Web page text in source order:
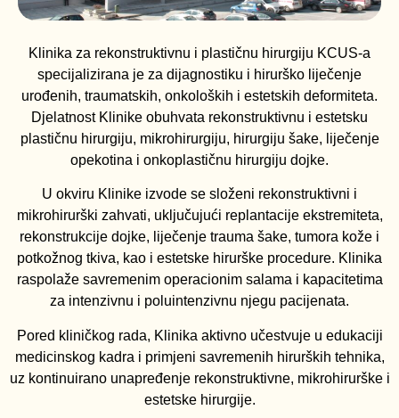
Klinika za rekonstruktivnu i plastičnu hirurgiju KCUS-a
specijalizirana je za dijagnostiku i hirurško liječenje
urođenih, traumatskih, onkoloških i estetskih deformiteta.
Djelatnost Klinike obuhvata rekonstruktivnu i estetsku
plastičnu hirurgiju, mikrohirurgiju, hirurgiju šake, liječenje
opekotina i onkoplastičnu hirurgiju dojke.
U okviru Klinike izvode se složeni rekonstruktivni i
mikrohirurški zahvati, uključujući replantacije ekstremiteta,
rekonstrukcije dojke, liječenje trauma šake, tumora kože i
potkožnog tkiva, kao i estetske hirurške procedure. Klinika
raspolaže savremenim operacionim salama i kapacitetima
za intenzivnu i poluintenzivnu njegu pacijenata.
Pored kliničkog rada, Klinika aktivno učestvuje u edukaciji
medicinskog kadra i primjeni savremenih hirurških tehnika,
uz kontinuirano unapređenje rekonstruktivne, mikrohirurške i
estetske hirurgije.